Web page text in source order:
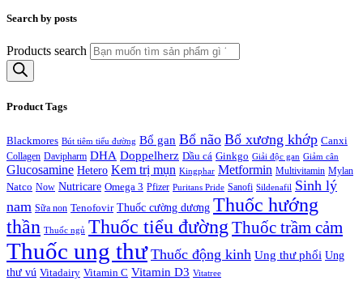
Search by posts
Products search
Product Tags
Blackmores Bút tiêm tiểu đường Bổ gan Bổ não Bổ xương khớp Canxi
Collagen Davipharm DHA Doppelherz Dầu cá Ginkgo Giải độc gan Giảm cân
Glucosamine Hetero Kem trị mụn Kingphar Metformin Multivitamin Mylan
Natco Now Nutricare Omega 3 Pfizer Puritans Pride Sanofi Sildenafil Sinh lý
nam Sữa non Tenofovir Thuốc cường dương Thuốc hướng
thần Thuốc ngủ Thuốc tiểu đường Thuốc trầm cảm
Thuốc ung thư Thuốc động kinh Ung thư phổi Ung
thư vú Vitadairy Vitamin C Vitamin D3 Vitatree